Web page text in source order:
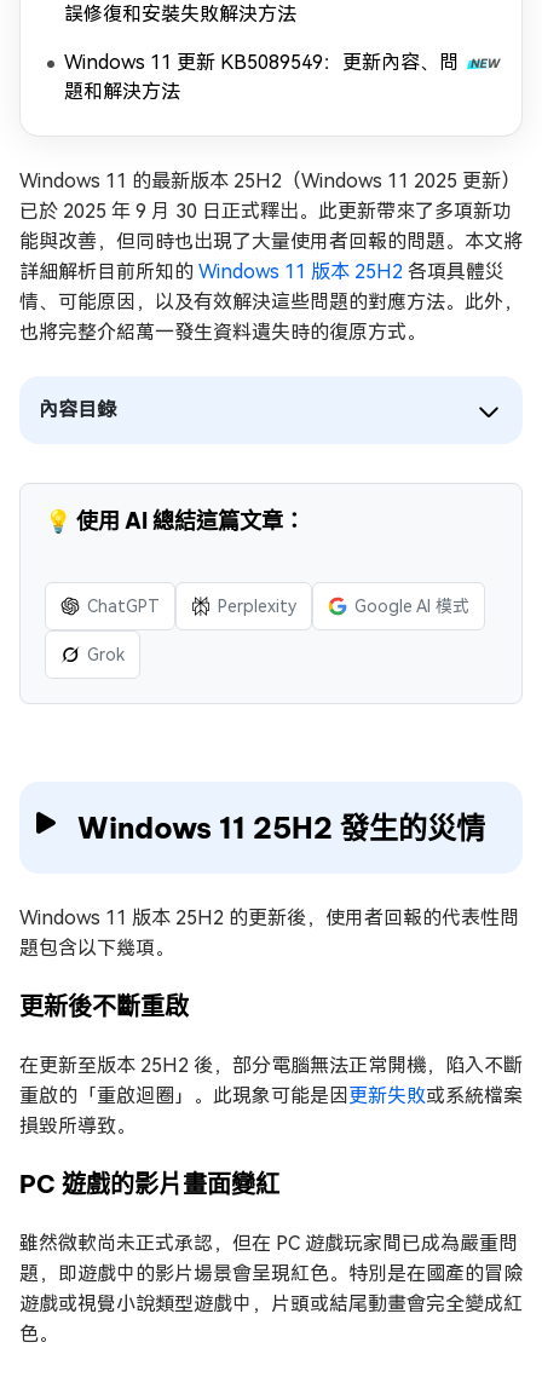
誤修復和安裝失敗解決方法
Windows 11 更新 KB5089549：更新內容、問
題和解決方法
Windows 11 的最新版本 25H2（Windows 11 2025 更新）
已於 2025 年 9 月 30 日正式釋出。此更新帶來了多項新功
能與改善，但同時也出現了大量使用者回報的問題。本文將
詳細解析目前所知的 Windows 11 版本 25H2 各項具體災
情、可能原因，以及有效解決這些問題的對應方法。此外，
也將完整介紹萬一發生資料遺失時的復原方式。
內容目錄
💡 使用 AI 總結這篇文章：
ChatGPT Perplexity Google AI 模式
Grok
Windows 11 25H2 發生的災情
Windows 11 版本 25H2 的更新後，使用者回報的代表性問
題包含以下幾項。
更新後不斷重啟
在更新至版本 25H2 後，部分電腦無法正常開機，陷入不斷
重啟的「重啟迴圈」。此現象可能是因 更新失敗或系統檔案
損毀所導致。
PC 遊戲的影片畫面變紅
雖然微軟尚未正式承認，但在 PC 遊戲玩家間已成為嚴重問
題，即遊戲中的影片場景會呈現紅色。特別是在國產的冒險
遊戲或視覺小說類型遊戲中，片頭或結尾動畫會完全變成紅
色。